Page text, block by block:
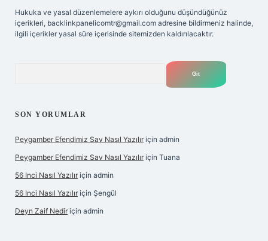
Hukuka ve yasal düzenlemelere aykırı olduğunu düşündüğünüz
içerikleri, backlinkpanelicomtr@gmail.com adresine bildirmeniz halinde,
ilgili içerikler yasal süre içerisinde sitemizden kaldırılacaktır.
SON YORUMLAR
Peygamber Efendimiz Sav Nasıl Yazılır için admin
Peygamber Efendimiz Sav Nasıl Yazılır için Tuana
56 Inci Nasıl Yazılır için admin
56 Inci Nasıl Yazılır için Şengül
Deyn Zaif Nedir için admin